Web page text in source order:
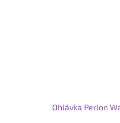
Ohlávka Perlon